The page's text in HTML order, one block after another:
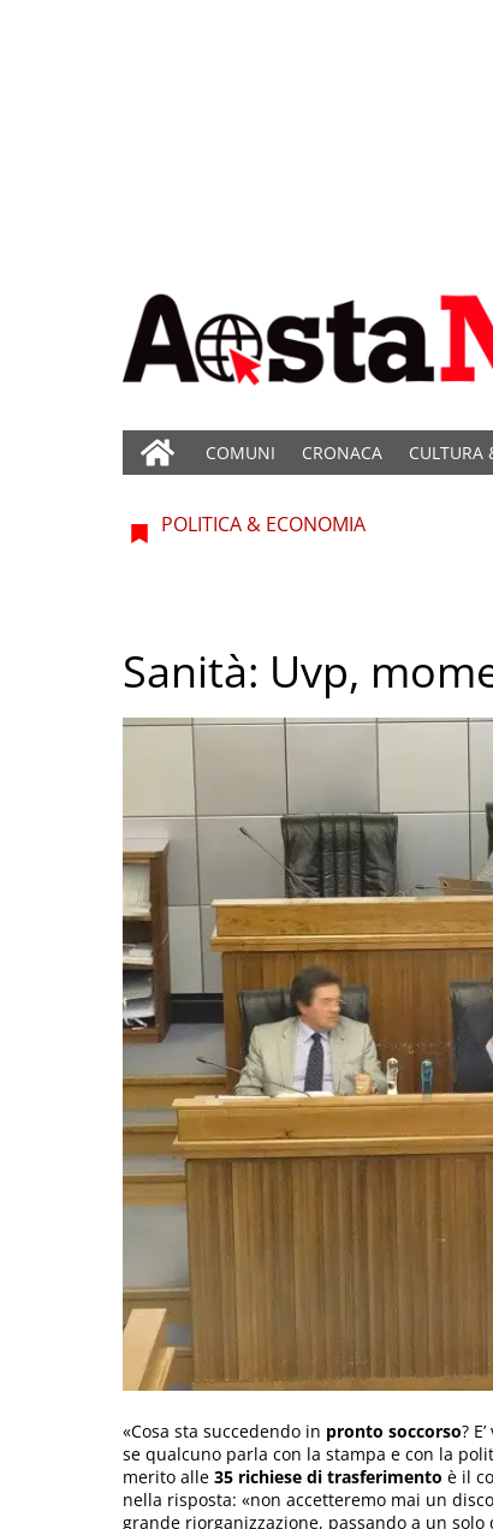
COMUNI CRONACA CULTURA
POLITICA & ECONOMIA
Sanità: Uvp,
«Cosa sta succedendo in pronto soccorso?
se qualcuno parla con la stampa e con la
merito alle 35 richiese di trasferimento è il
nella risposta: «non accetteremo mai un
grande riorganizzazione, passando a un